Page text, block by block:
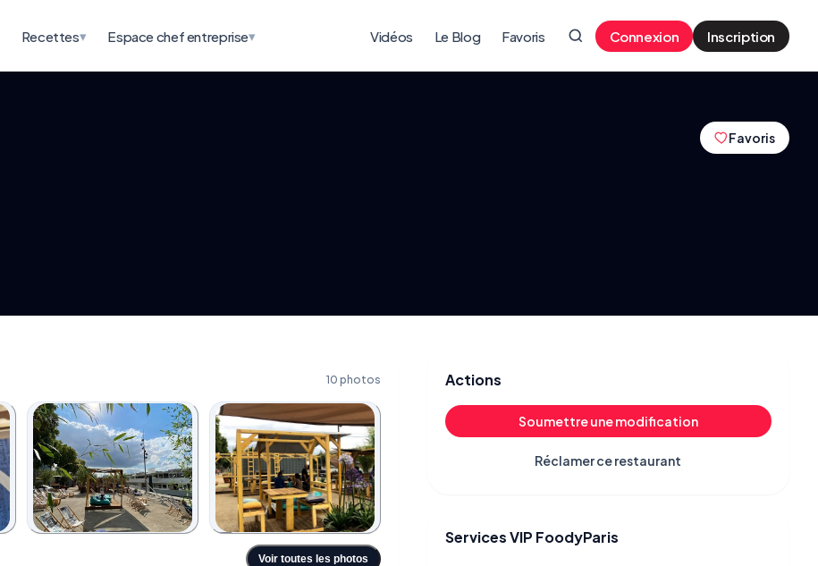
Recettes▾ Espace chef entreprise▾ Vidéos Le Blog Favoris Connexion Inscription
Favoris
10 photos
Voir toutes les photos
Actions
Soumettre une modification
Réclamer ce restaurant
Services VIP FoodyParis